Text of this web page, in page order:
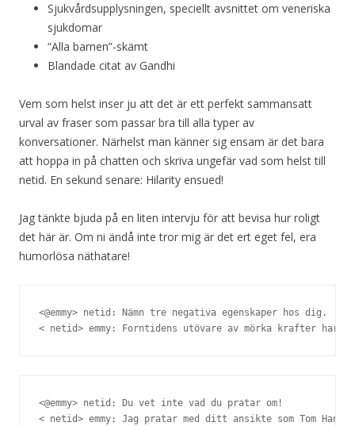
Sjukvårdsupplysningen, speciellt avsnittet om veneriska
sjukdomar
“Alla barnen”-skämt
Blandade citat av Gandhi
Vem som helst inser ju att det är ett perfekt sammansatt
urval av fraser som passar bra till alla typer av
konversationer. Närhelst man känner sig ensam är det bara
att hoppa in på chatten och skriva ungefär vad som helst till
netid. En sekund senare: Hilarity ensued!
Jag tänkte bjuda på en liten intervju för att bevisa hur roligt
det här är. Om ni ändå inte tror mig är det ert eget fel, era
humorlösa näthatare!
<@emmy> netid: Nämn tre negativa egenskaper hos dig.
< netid> emmy: Forntidens utövare av mörka krafter
<@emmy> netid: Du vet inte vad du pratar om!
< netid> emmy: Jag pratar med ditt ansikte som Tom